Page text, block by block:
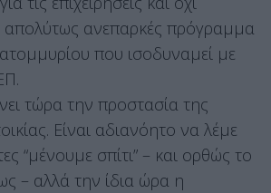
απολύτως ανεπαρκές πρόγραμμα
που ισοδυναμεί με
τώρα την προστασία της
Είναι αδιανόητο να λέμε
“μένουμε σπίτι” – και ορθώς το
– αλλά την ίδια ώρα η